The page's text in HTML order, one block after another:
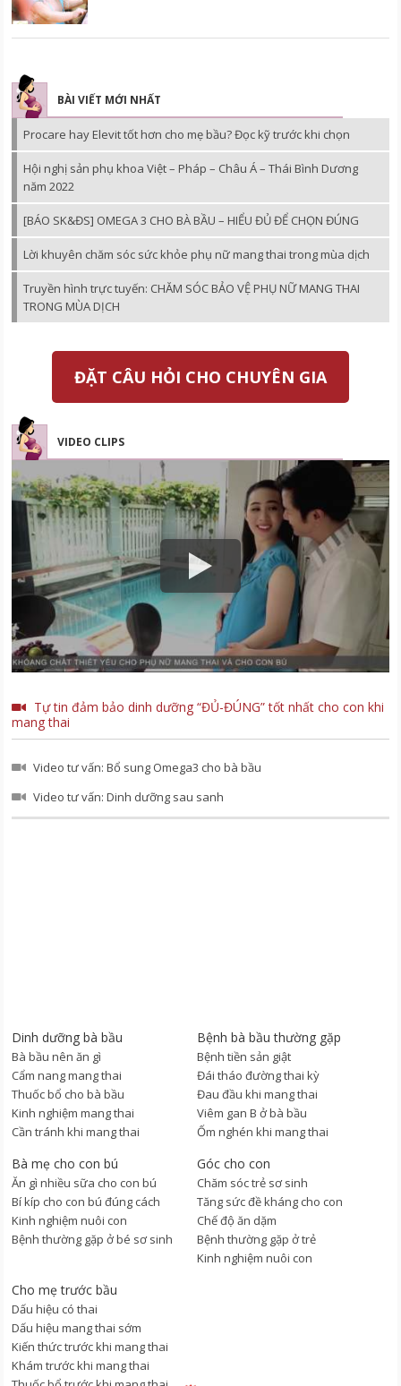
BÀI VIẾT MỚI NHẤT
Procare hay Elevit tốt hơn cho mẹ bầu? Đọc kỹ trước khi chọn
Hội nghị sản phụ khoa Việt – Pháp – Châu Á – Thái Bình Dương
năm 2022
[BÁO SK&ĐS] OMEGA 3 CHO BÀ BẦU – HIỂU ĐỦ ĐỂ CHỌN ĐÚNG
Lời khuyên chăm sóc sức khỏe phụ nữ mang thai trong mùa dịch
Truyền hình trực tuyến: CHĂM SÓC BẢO VỆ PHỤ NỮ MANG THAI
TRONG MÙA DỊCH
ĐẶT CÂU HỎI CHO CHUYÊN GIA
VIDEO CLIPS
Tự tin đảm bảo dinh dưỡng “ĐỦ-ĐÚNG” tốt nhất cho con khi
mang thai
Video tư vấn: Bổ sung Omega3 cho bà bầu
Video tư vấn: Dinh dưỡng sau sanh
Dinh dưỡng bà bầu
Bà bầu nên ăn gì
Cẩm nang mang thai
Thuốc bổ cho bà bầu
Kinh nghiệm mang thai
Cần tránh khi mang thai
Bệnh bà bầu thường gặp
Bệnh tiền sản giật
Đái tháo đường thai kỳ
Đau đầu khi mang thai
Viêm gan B ở bà bầu
Ốm nghén khi mang thai
Bà mẹ cho con bú
Ăn gì nhiều sữa cho con bú
Bí kíp cho con bú đúng cách
Kinh nghiệm nuôi con
Bệnh thường gặp ở bé sơ sinh
Góc cho con
Chăm sóc trẻ sơ sinh
Tăng sức đề kháng cho con
Chế độ ăn dặm
Bệnh thường gặp ở trẻ
Kinh nghiệm nuôi con
Cho mẹ trước bầu
Dấu hiệu có thai
Dấu hiệu mang thai sớm
Kiến thức trước khi mang thai
Khám trước khi mang thai